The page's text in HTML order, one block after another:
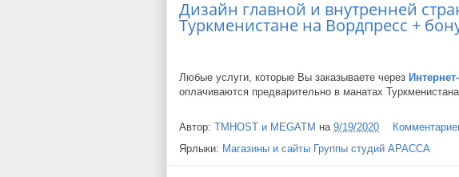
Дизайн главной и внутренней
Туркменистане на Вордпресс +
Любые услуги, которые Вы заказываете через
оплачиваются предварительно в манатах Туркменистана.
Автор: TMHOST и MEGATM на 9/19/2020
Ярлыки: Магазины и сайты Группы студий АРАССА